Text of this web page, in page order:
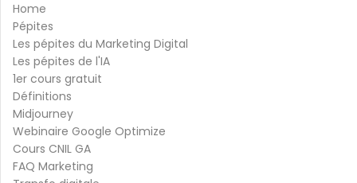
Home
Pépites
Les pépites du Marketing Digital
Les pépites de l'IA
1er cours gratuit
Définitions
Midjourney
Webinaire Google Optimize
Cours CNIL GA
FAQ Marketing